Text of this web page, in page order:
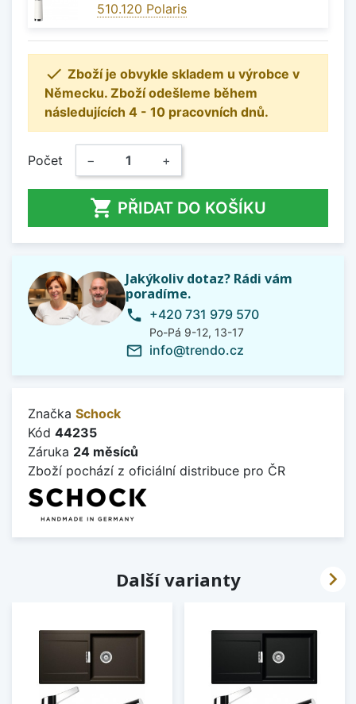
510.120 Polaris
 Zboží je obvykle skladem u výrobce v
Německu. Zboží odešleme během
následujících 4 - 10 pracovních dnů.
Počet − +
 PŘIDAT DO KOŠÍKU
Jakýkoliv dotaz? Rádi vám
poradíme.
phone +420 731 979 570
Po-Pá 9-12, 13-17
mail_outline info@trendo.cz
Značka Schock
Kód 44235
Záruka 24 měsíců
Zboží pochází z oficiální distribuce pro ČR
Další varianty 